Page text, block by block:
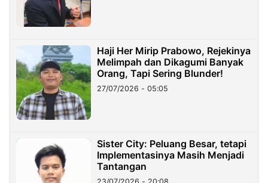
Haji Her Mirip Prabowo, Rejekinya
Melimpah dan Dikagumi Banyak
Orang, Tapi Sering Blunder!
27/07/2026 - 05:05
Sister City: Peluang Besar, tetapi
Implementasinya Masih Menjadi
Tantangan